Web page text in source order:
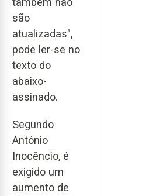
são
atualizadas",
pode ler-se no
texto do
abaixo-
assinado.
Segundo
António
Inocêncio, é
exigido um
aumento de